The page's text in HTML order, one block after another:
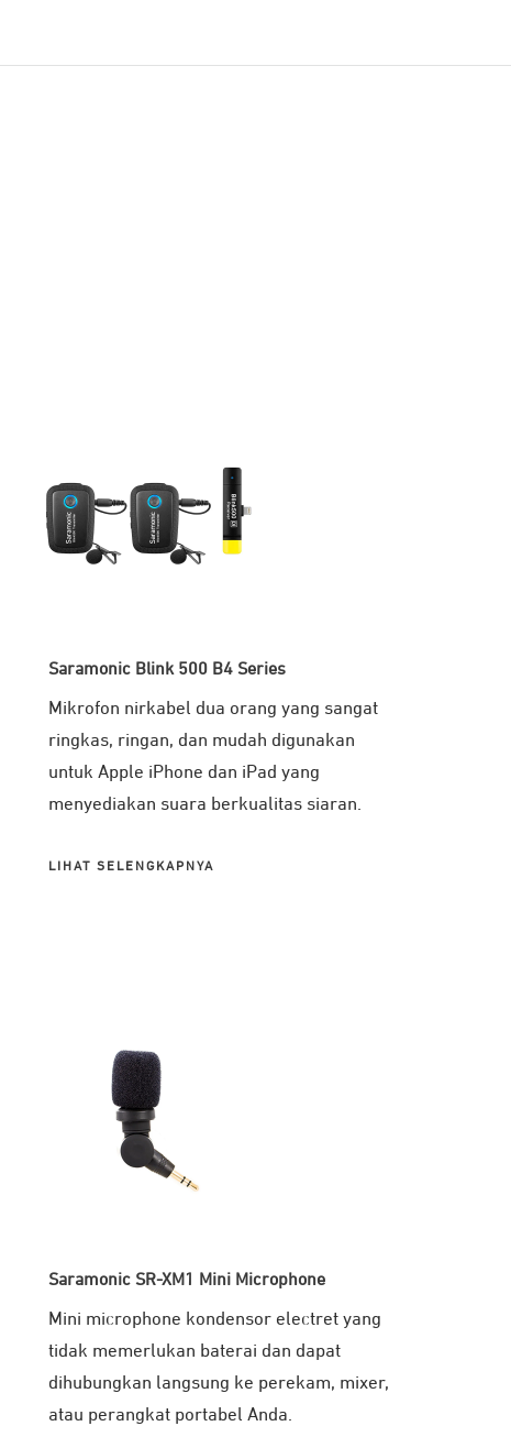
Saramonic Blink 500 B4 Series
Mikrofon nirkabel dua orang yang sangat
ringkas, ringan, dan mudah digunakan
untuk Apple iPhone dan iPad yang
menyediakan suara berkualitas siaran.
LIHAT SELENGKAPNYA
Saramonic SR-XM1 Mini Microphone
Mini microphone kondensor electret yang
tidak memerlukan baterai dan dapat
dihubungkan langsung ke perekam, mixer,
atau perangkat portabel Anda.